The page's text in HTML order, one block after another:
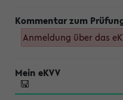
Anmeldung über das